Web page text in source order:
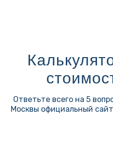
Ответьте всего на 5
Москвы официальный